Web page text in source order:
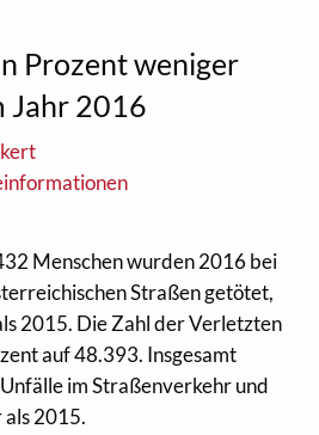
Prozent weniger
Jahr 2016
Menschen wurden 2016 bei
Straßen getötet,
2015. Die Zahl der Verletzten
auf 48.393. Insgesamt
im Straßenverkehr und
2015.